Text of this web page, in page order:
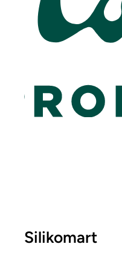
Silikomart